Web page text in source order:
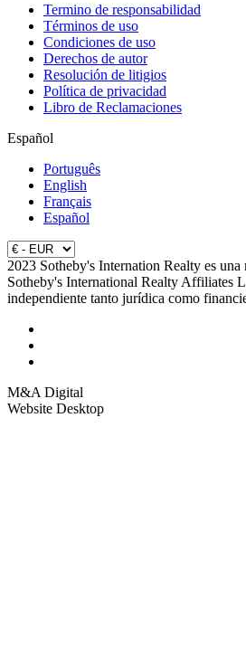
Termino de responsabilidad
Términos de uso
Condiciones de uso
Derechos de autor
Resolución de litigios
Política de privacidad
Libro de Reclamaciones
Español
Português
English
Français
Español
2023 Sotheby's Internation Realty es una
Sotheby's International Realty Affiliates
independiente tanto jurídica como
M&A Digital
Website Desktop